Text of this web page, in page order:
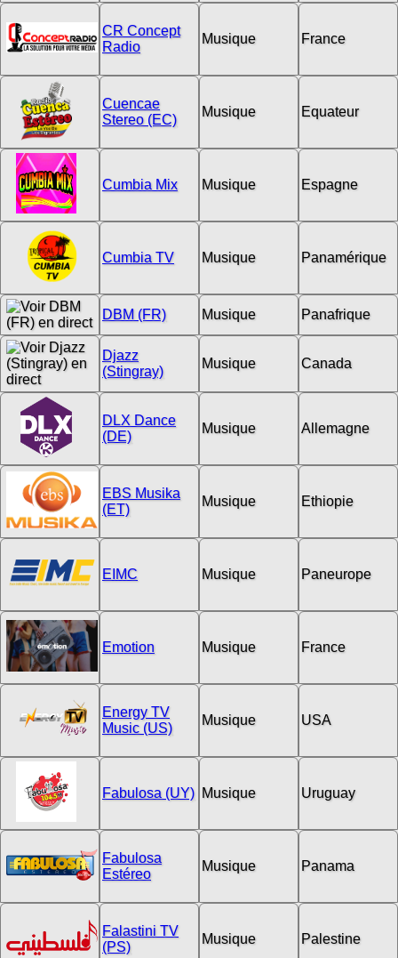
CR Concept
Radio
Musique France
Cuencae
Stereo (EC)
Musique Equateur
Cumbia Mix Musique Espagne
Cumbia TV Musique Panamérique
DBM (FR) Musique Panafrique
Djazz
(Stingray)
Musique Canada
DLX Dance
(DE)
Musique Allemagne
EBS Musika
(ET)
Musique Ethiopie
EIMC Musique Paneurope
Emotion Musique France
Energy TV
Music (US)
Musique USA
Fabulosa (UY) Musique Uruguay
Fabulosa
Estéreo
Musique Panama
Falastini TV
(PS)
Musique Palestine